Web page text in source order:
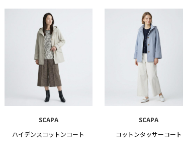
SCAPA
ハイデンスコットンコート
SCAPA
コットンタッサーコート